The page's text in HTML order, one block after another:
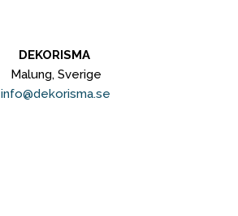
DEKORISMA
Malung, Sverige
info@dekorisma.se